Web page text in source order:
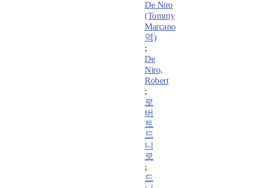
De Niro
(Tommy
Marcano
역)
;
De
Niro,
Robert
;
로
버
트
드
니
로
;
드